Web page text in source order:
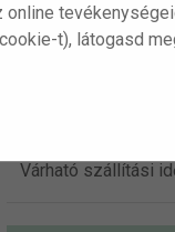
t), látogasd
Szállítási díj:
Várható szállítási